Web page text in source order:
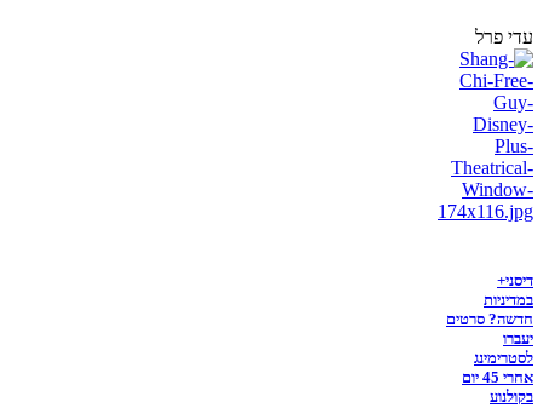
עדי פרל
דיסני+
במדיניות
חדשה? סרטים
יעברו
לסטרימינג
אחרי 45 יום
בקולנוע